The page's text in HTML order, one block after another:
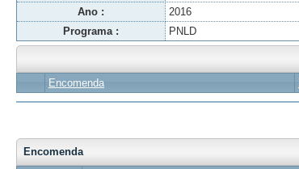
Ano :
2016
Programa :
PNLD
Encomenda
Encomenda